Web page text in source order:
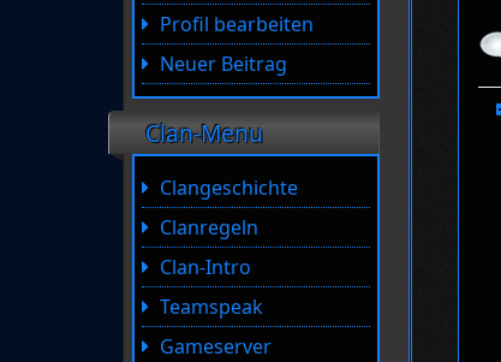
Profil bearbeiten
Neuer Beitrag
Clan-Menu
Clangeschichte
Clanregeln
Clan-Intro
Teamspeak
Gameserver